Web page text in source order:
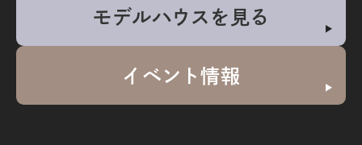
モデルハウスを見る
イベント情報